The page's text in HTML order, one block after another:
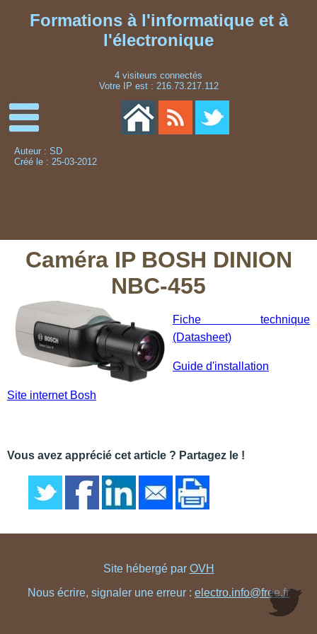
Formations à l'informatique et à
l'électronique
4 visiteurs connectés
Votre IP est : 216.73.217.112
Auteur : SD
Créé le : 25-03-2012
Caméra IP BOSH DINION
NBC-455
Fiche technique
(Datasheet)
Guide d'installation
Site internet Bosh
Vous avez apprécié cet article ? Partagez le !
Site hébergé par OVH
Nous écrire, signaler une erreur : electro.info@free.fr